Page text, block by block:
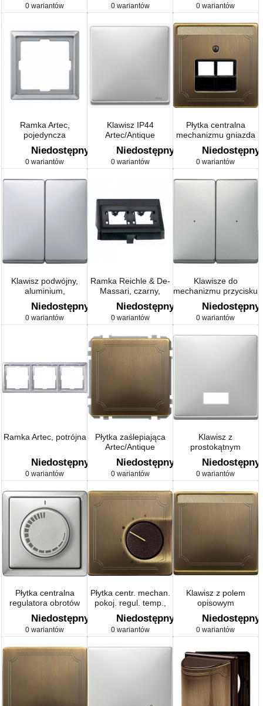
0 wariantów 0 wariantów 0 wariantów
Ramka Artec,
pojedyncza
Niedostępny
0 wariantów
Klawisz IP44
Artec/Antique
Niedostępny
0 wariantów
Płytka centralna
mechanizmu gniazda
RJ45 Artec/Antique
Niedostępny
0 wariantów
Klawisz podwójny,
aluminium,
Artec/Antique
Niedostępny
0 wariantów
Ramka Reichle & De-
Massari, czarny,
system M,
Artec/Antique
Niedostępny
0 wariantów
Klawisze do
mechanizmu przycisku
podwójnego
Artec/Antique
Niedostępny
0 wariantów
Ramka Artec, potrójna
Niedostępny
0 wariantów
Płytka zaślepiająca
Artec/Antique
Niedostępny
0 wariantów
Klawisz z
prostokątnym
okienkiem
sygnalizacyjnym na
symbole Artec/Antique
Niedostępny
0 wariantów
Płytka centralna
regulatora obrotów
Artec/Antique
Niedostępny
0 wariantów
Płytka centr. mechan.
pokoj. regul. temp.,
styk przeł.
Artec/Antique
Niedostępny
0 wariantów
Klawisz z polem
opisowym
Artec/Antique
Niedostępny
0 wariantów